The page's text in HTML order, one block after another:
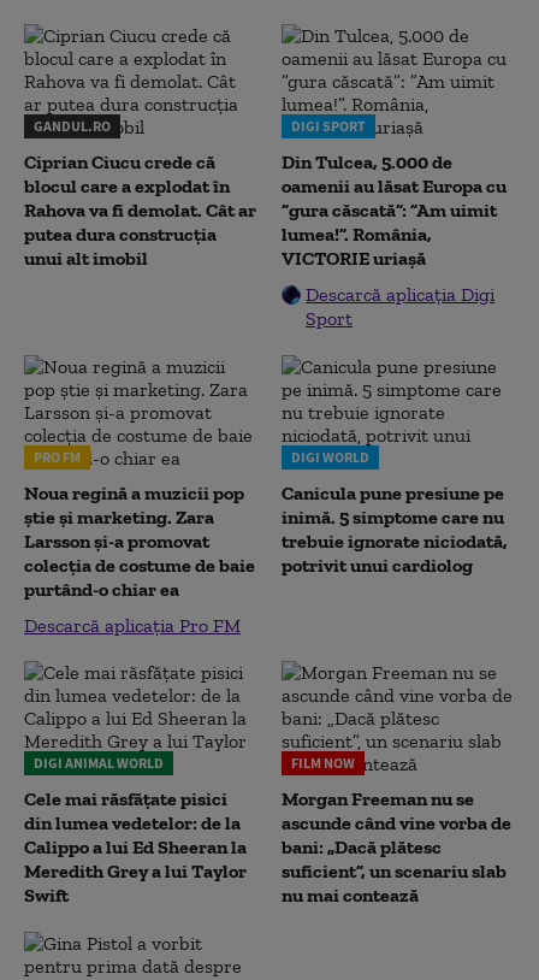
GANDUL.RO
Ciprian Ciucu crede că
blocul care a explodat în
Rahova va fi demolat. Cât ar
putea dura construcția
unui alt imobil
DIGI SPORT
Din Tulcea, 5.000 de
oamenii au lăsat Europa cu
”gura căscată”: ”Am uimit
lumea!”. România,
VICTORIE uriașă
Descarcă aplicația Digi
Sport
PRO FM
Noua regină a muzicii pop
știe și marketing. Zara
Larsson și-a promovat
colecția de costume de baie
purtând-o chiar ea
Descarcă aplicația Pro FM
DIGI WORLD
Canicula pune presiune pe
inimă. 5 simptome care nu
trebuie ignorate niciodată,
potrivit unui cardiolog
DIGI ANIMAL WORLD
Cele mai răsfățate pisici
din lumea vedetelor: de la
Calippo a lui Ed Sheeran la
Meredith Grey a lui Taylor
Swift
FILM NOW
Morgan Freeman nu se
ascunde când vine vorba de
bani: „Dacă plătesc
suficient”, un scenariu slab
nu mai contează